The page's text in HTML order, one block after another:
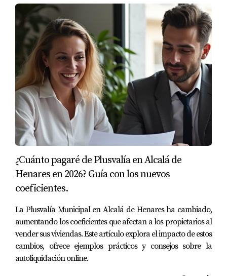
normativa aplicable en tu municipio y evitar errores en
los cálculos.
Revisa tus documentos de compra y venta del
inmueble para determinar el valor catastral correcto y
los periodos de tenencia.
Infórmate sobre las bonificaciones disponibles que
podrían reducir tu carga impositiva.
Lleva un registro de cualquier mejora que hayas
realizado en el inmueble, ya que estas pueden influir
en la valoración del mismo.
Considera presentar reclamaciones si crees que has
pagado de más en el impuesto de plusvalía municipal,
dado los cambios legislativos recientes.
PREGUNTAS FRECUENTES
¿Qué ocurre si no pago la plusvalía municipal?
El impago puede resultar en recargos y sanciones por
parte de la administración local. Además, la falta de pago
puede complicar la transmisión futura del inmueble.
¿Puedo reclamar el importe pagado por la
¿Cuánto pagaré de Plusvalía en Alcalá de
Henares en 2026? Guía con los nuevos
coeficientes.
La Plusvalía Municipal en Alcalá de Henares ha cambiado,
aumentando los coeficientes que afectan a los propietarios al
vender sus viviendas. Este artículo explora el impacto de estos
cambios, ofrece ejemplos prácticos y consejos sobre la
autoliquidación online.